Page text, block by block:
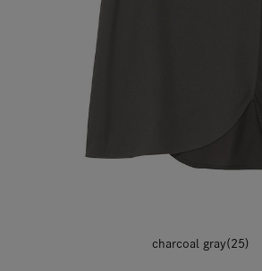
charcoal gray(25)